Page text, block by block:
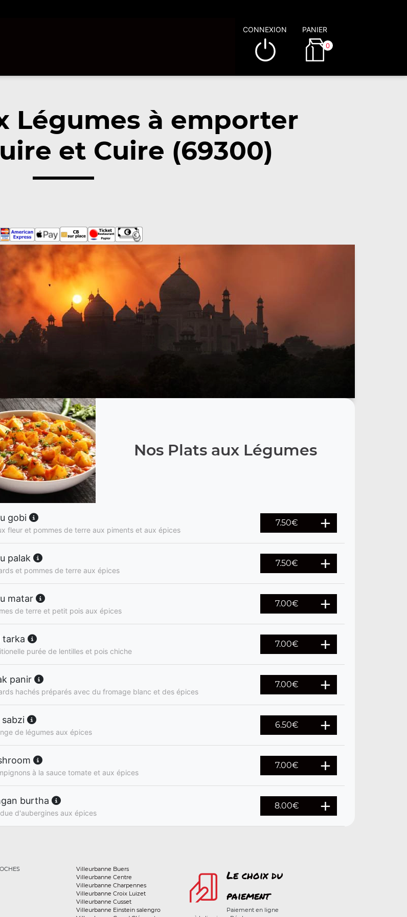
CONNEXION PANIER
0
Légumes à emporter
et Cuire (69300)
Nos Plats aux Légumes
gobi
fleur et pommes de terre aux piments et aux épices
7.50€
palak
et pommes de terre aux épices
7.50€
matar
de terre et petit pois aux épices
7.00€
tarka
purée de lentilles et pois chiche
7.00€
panir
hachés préparés avec du fromage blanc et des épices
7.00€
sabzi
de légumes aux épices
6.50€
à la sauce tomate et aux épices
7.00€
burtha
d'aubergines aux épices
8.00€
Villeurbanne Buers
Villeurbanne Centre
Villeurbanne Charpennes
Villeurbanne Croix Luizet
Villeurbanne Cusset
Villeurbanne Einstein salengro
Le choix du
paiement
Paiement en ligne